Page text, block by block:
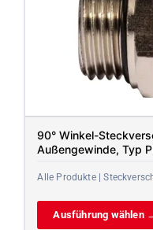
90° Winkel-
Außengewinde, Typ
Alle Produkte |
Ausführung wählen